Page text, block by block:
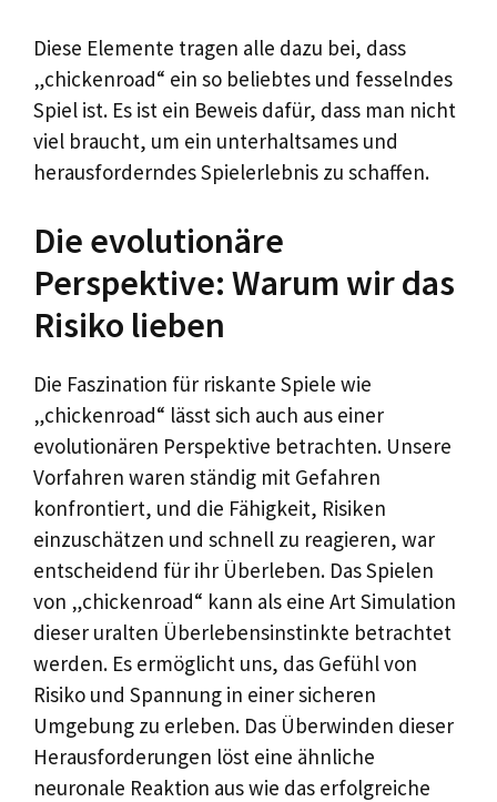
Diese Elemente tragen alle dazu bei, dass
„chickenroad“ ein so beliebtes und fesselndes
Spiel ist. Es ist ein Beweis dafür, dass man nicht
viel braucht, um ein unterhaltsames und
herausforderndes Spielerlebnis zu schaffen.
Die evolutionäre
Perspektive: Warum wir das
Risiko lieben
Die Faszination für riskante Spiele wie
„chickenroad“ lässt sich auch aus einer
evolutionären Perspektive betrachten. Unsere
Vorfahren waren ständig mit Gefahren
konfrontiert, und die Fähigkeit, Risiken
einzuschätzen und schnell zu reagieren, war
entscheidend für ihr Überleben. Das Spielen
von „chickenroad“ kann als eine Art Simulation
dieser uralten Überlebensinstinkte betrachtet
werden. Es ermöglicht uns, das Gefühl von
Risiko und Spannung in einer sicheren
Umgebung zu erleben. Das Überwinden dieser
Herausforderungen löst eine ähnliche
neuronale Reaktion aus wie das erfolgreiche